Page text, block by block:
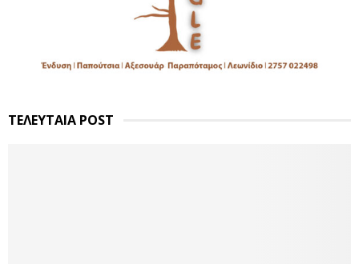
ΤΕΛΕΥΤΑΙΑ POST